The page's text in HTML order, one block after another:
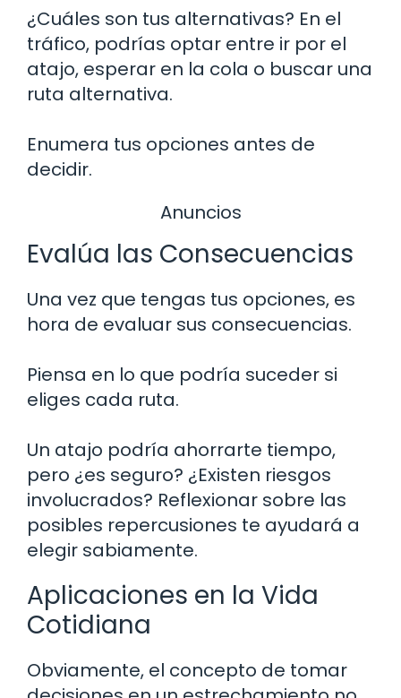
¿Cuáles son tus alternativas? En el
tráfico, podrías optar entre ir por el
atajo, esperar en la cola o buscar una
ruta alternativa.
Enumera tus opciones antes de
decidir.
Anuncios
Evalúa las Consecuencias
Una vez que tengas tus opciones, es
hora de evaluar sus consecuencias.
Piensa en lo que podría suceder si
eliges cada ruta.
Un atajo podría ahorrarte tiempo,
pero ¿es seguro? ¿Existen riesgos
involucrados? Reflexionar sobre las
posibles repercusiones te ayudará a
elegir sabiamente.
Aplicaciones en la Vida
Cotidiana
Obviamente, el concepto de tomar